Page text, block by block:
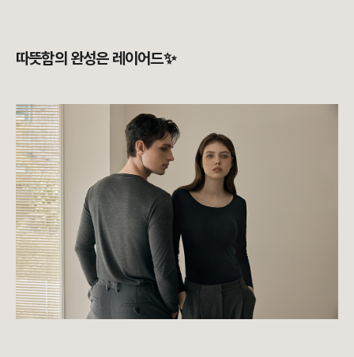
따뜻함의 완성은 레이어드✨